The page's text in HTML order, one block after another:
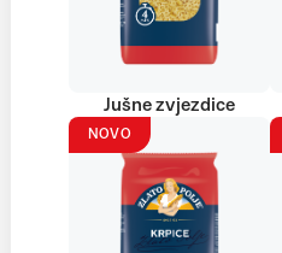
Jušne zvjezdice
NOVO